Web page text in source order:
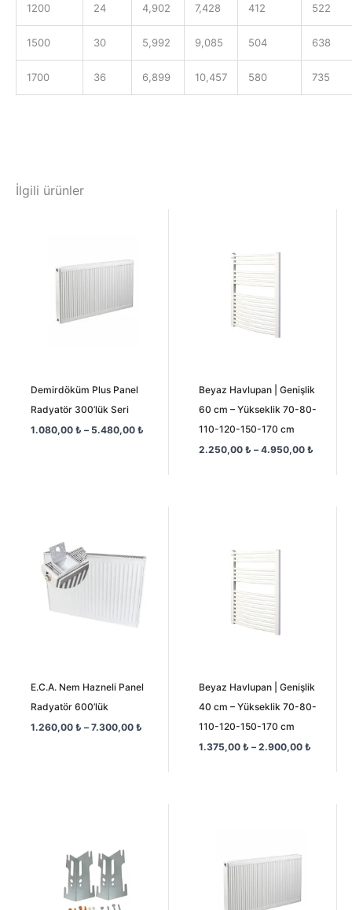
1200 24 4,902 7,428 412 522
1500 30 5,992 9,085 504 638
1700 36 6,899 10,457 580 735
İlgili ürünler
Demirdöküm Plus Panel
Radyatör 300’lük Seri
1.080,00₺ – 5.480,00₺
Beyaz Havlupan | Genişlik
60 cm – Yükseklik 70-80-
110-120-150-170 cm
2.250,00₺ –4.950,00₺
E.C.A. Nem Hazneli Panel
Radyatör 600’lük
1.260,00₺ –7.300,00₺
7.300,00 ₺
Beyaz Havlupan | Genişlik
40 cm – Yükseklik 70-80-
110-120-150-170 cm
1.375,00₺ –2.900,00₺